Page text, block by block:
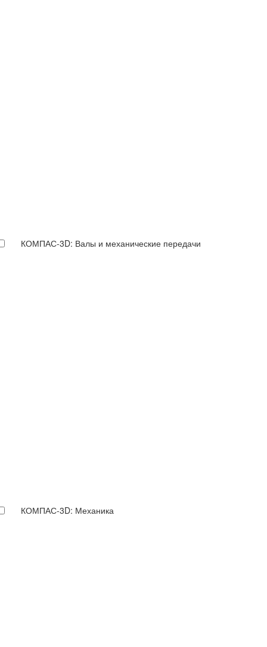
КОМПАС-3D: Валы и механические передачи
КОМПАС-3D: Механика